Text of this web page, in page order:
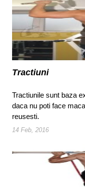
Tractiuni
Tractiunile sunt baza
daca nu poti face
reusesti.
14 Feb, 2016